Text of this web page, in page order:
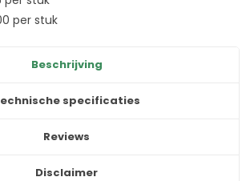
per stuk
Beschrijving
specificaties
Reviews
Disclaimer